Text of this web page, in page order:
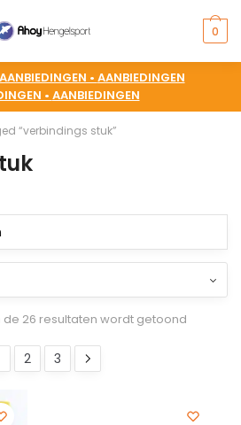
0
AANBIEDINGEN • AANBIEDINGEN
• AANBIEDINGEN
“verbindings stuk”
de 26 resultaten wordt getoond
2 3